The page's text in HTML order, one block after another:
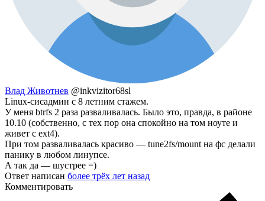
Влад Животнев @inkvizitor68sl
Linux-сисадмин с 8 летним стажем.
У меня btrfs 2 раза разваливалась. Было это, правда, в районе
10.10 (собственно, с тех пор она спокойно на том ноуте и
живет с ext4).
При том разваливалась красиво — tune2fs/mount на фс делали
панику в любом линупсе.
А так да — шустрее =)
Ответ написан более трёх лет назад
Комментировать